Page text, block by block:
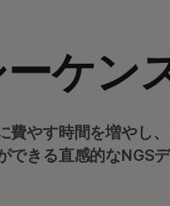
ゲノム
ーケン
費やす時間を増やし
できる直感的なNGS